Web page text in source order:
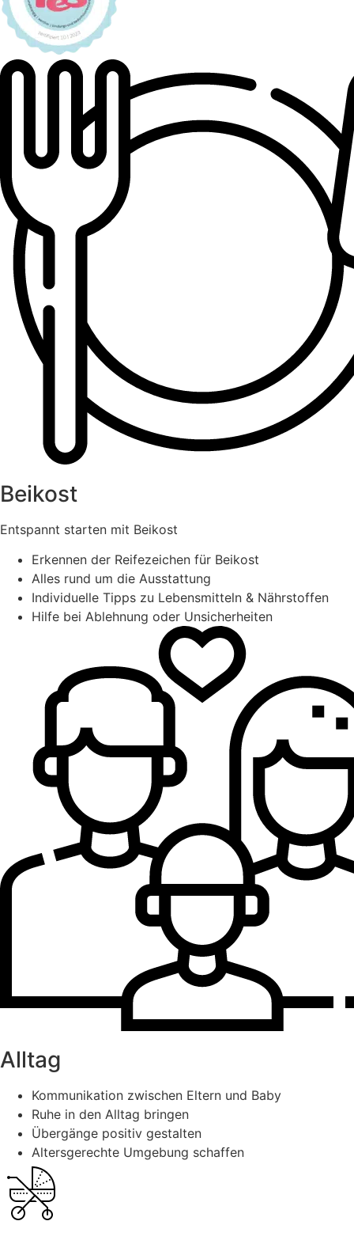
Beikost
Entspannt starten mit Beikost
Erkennen der Reifezeichen für Beikost
Alles rund um die Ausstattung
Individuelle Tipps zu Lebensmitteln & Nährstoffen
Hilfe bei Ablehnung oder Unsicherheiten
Alltag
Kommunikation zwischen Eltern und Baby
Ruhe in den Alltag bringen
Übergänge positiv gestalten
Altersgerechte Umgebung schaffen